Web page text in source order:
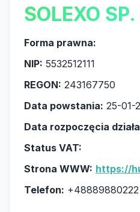
SOLEXO
Forma prawna:
NIP: 5532512111
REGON: 243167750
Data powstania: 25-01-
Data rozpoczęcia
Status VAT:
Strona WWW: https://
Telefon: +48889880222